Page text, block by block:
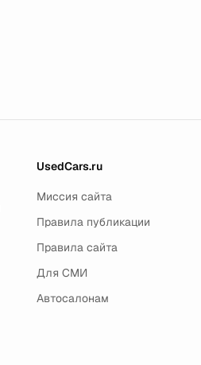
UsedCars.ru
Миссия сайта
Правила публикации
Правила сайта
Для СМИ
Автосалонам